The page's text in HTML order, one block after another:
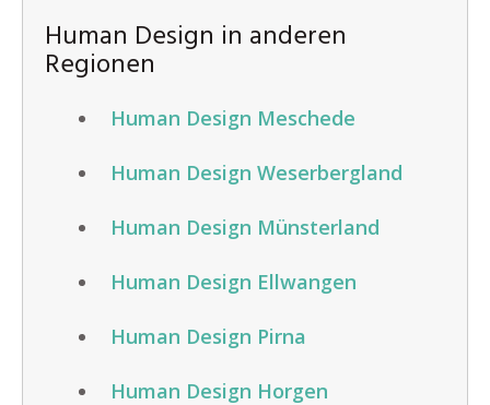
Human Design in anderen
Regionen
Human Design Meschede
Human Design Weserbergland
Human Design Münsterland
Human Design Ellwangen
Human Design Pirna
Human Design Horgen